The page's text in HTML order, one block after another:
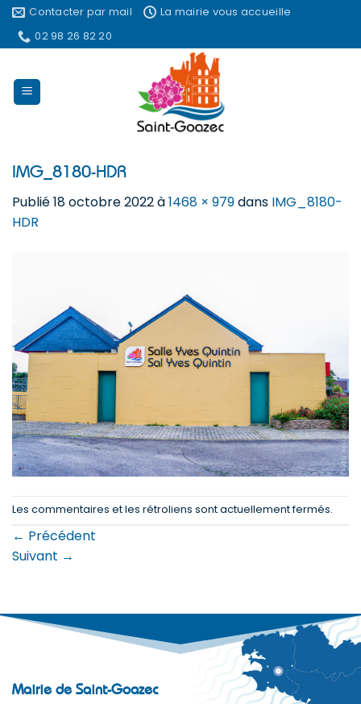
Passer
contenu
Contacter par mail
La mairie vous accueille
02 98 26 82 20
IMG_8180-HDR
Publié18 octobre 2022à1468 × 979dans IMG_8180-
HDR
Les commentaires et les rétroliens sont actuellement fermés.
← Précédent
Suivant →
Mairie de Saint-Goazec